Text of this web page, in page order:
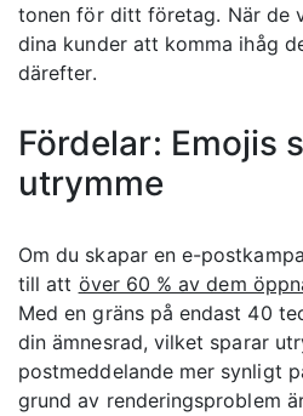
tonen för ditt företag. När de
dina kunder att komma ihåg
därefter.
Fördelar: Emojis
utrymme
Om du skapar en e-
till att över 60 % av dem
Med en gräns på endast 40
din ämnesrad, vilket sparar
postmeddelande mer synligt
grund av renderingsproblem